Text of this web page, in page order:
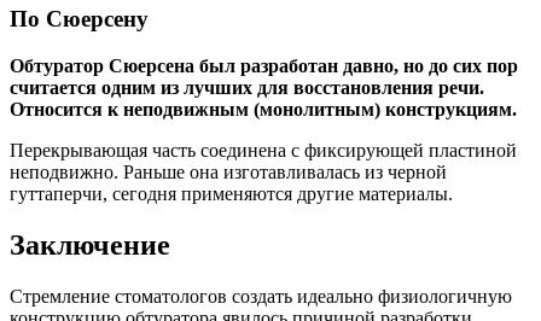
По Сюерсену
Обтуратор Сюерсена был разработан давно, но до сих пор
считается одним из лучших для восстановления речи.
Относится к неподвижным (монолитным) конструкциям.
Перекрывающая часть соединена с фиксирующей пластиной
неподвижно. Раньше она изготавливалась из черной
гуттаперчи, сегодня применяются другие материалы.
Заключение
Стремление стоматологов создать идеально физиологичную